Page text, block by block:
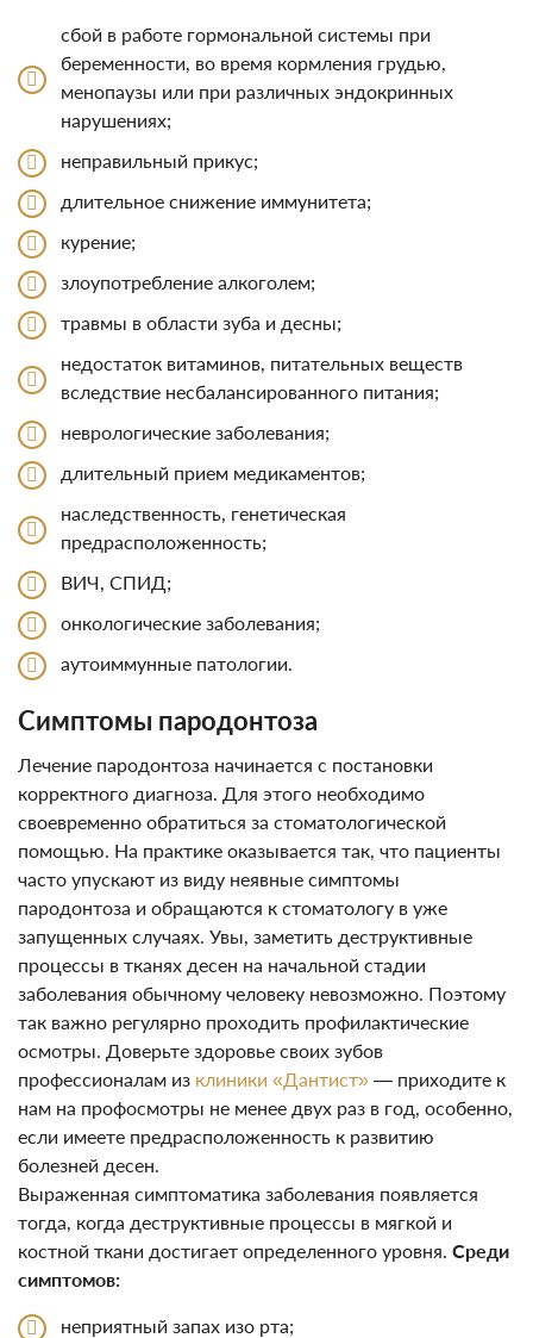
сбой в работе гормональной системы при
беременности, во время кормления грудью,
менопаузы или при различных эндокринных
нарушениях;
неправильный прикус;
длительное снижение иммунитета;
курение;
злоупотребление алкоголем;
травмы в области зуба и десны;
недостаток витаминов, питательных веществ
вследствие несбалансированного питания;
неврологические заболевания;
длительный прием медикаментов;
наследственность, генетическая
предрасположенность;
ВИЧ, СПИД;
онкологические заболевания;
аутоиммунные патологии.
Симптомы пародонтоза
Лечение пародонтоза начинается с постановки
корректного диагноза. Для этого необходимо
своевременно обратиться за стоматологической
помощью. На практике оказывается так, что пациенты
часто упускают из виду неявные симптомы
пародонтоза и обращаются к стоматологу в уже
запущенных случаях. Увы, заметить деструктивные
процессы в тканях десен на начальной стадии
заболевания обычному человеку невозможно. Поэтому
так важно регулярно проходить профилактические
осмотры. Доверьте здоровье своих зубов
профессионалам из клиники «Дантист» — приходите к
нам на профосмотры не менее двух раз в год, особенно,
если имеете предрасположенность к развитию
болезней десен.
Выраженная симптоматика заболевания появляется
тогда, когда деструктивные процессы в мягкой и
костной ткани достигает определенного уровня. Среди
симптомов:
неприятный запах изо рта;